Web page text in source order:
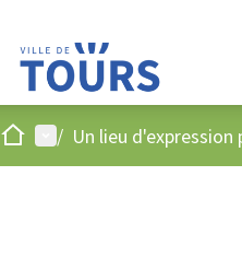
AccueilMenu principal
/ Un lieu